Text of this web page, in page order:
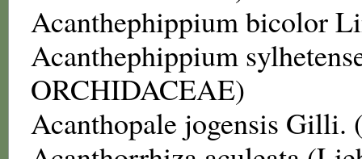
Acanthephippium bicolor
Acanthephippium
ORCHIDACEAE)
Acanthopale jogensis Gilli.